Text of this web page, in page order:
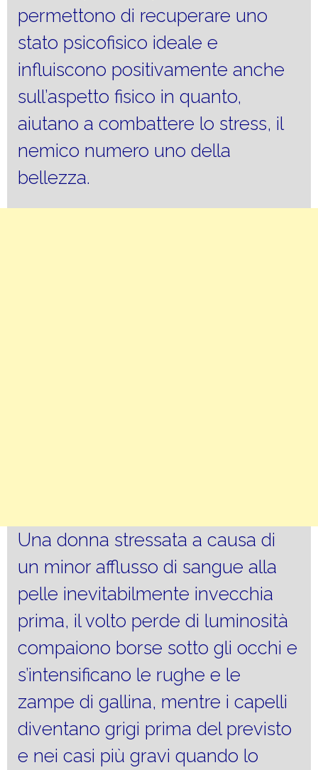
permettono di recuperare uno
stato psicofisico ideale e
influiscono positivamente anche
sull’aspetto fisico in quanto,
aiutano a combattere lo stress, il
nemico numero uno della
bellezza.
Una donna stressata a causa di
un minor afflusso di sangue alla
pelle inevitabilmente invecchia
prima, il volto perde di luminosità
compaiono borse sotto gli occhi e
s’intensificano le rughe e le
zampe di gallina, mentre i capelli
diventano grigi prima del previsto
e nei casi più gravi quando lo